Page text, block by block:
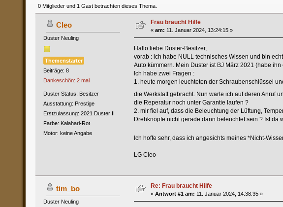
0 Mitglieder und 1 Gast betrachten dieses Thema.
Cleo
Duster Neuling
Themenstarter
Beiträge: 8
Dankeschön: 2 mal
Duster Status: Besitzer
Ausstattung: Prestige
Erstzulassung: 2021 Duster II
Farbe: Kalahari-Rot
Motor: keine Angabe
Frau braucht Hilfe
« am: 11. Januar 2024, 13:24:15 »
Hallo liebe Duster-Besitzer,
vorab : ich habe NULL technisches Wissen und bin
Auto kümmern. Mein Duster ist BJ März 2021 (habe
Ich habe zwei Fragen :
1. heute morgen leuchteten der Schraubenschlüssel
die Werkstatt gebracht. Nun warte ich auf deren Anruf
die Reperatur noch unter Garantie laufen ?
2. mir fiel auf, dass die Beleuchtung der Lüftung,
Drehknöpfe nicht gerade dann beleuchtet sein ? Ist da
Ich hoffe sehr, dass ich angesichts meines *Nicht-
LG Cleo
tim_bo
Duster Neuling
Re: Frau braucht Hilfe
« Antwort #1 am: 11. Januar 2024, 14:38:35 »